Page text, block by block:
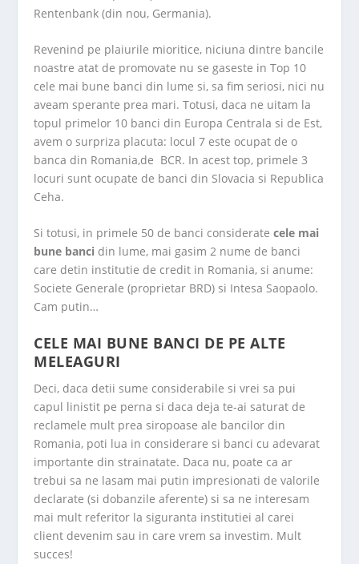
Rentenbank (din nou, Germania).
Revenind pe plaiurile mioritice, niciuna dintre bancile
noastre atat de promovate nu se gaseste in Top 10
cele mai bune banci din lume si, sa fim seriosi, nici nu
aveam sperante prea mari. Totusi, daca ne uitam la
topul primelor 10 banci din Europa Centrala si de Est,
avem o surpriza placuta: locul 7 este ocupat de o
banca din Romania,de BCR. In acest top, primele 3
locuri sunt ocupate de banci din Slovacia si Republica
Ceha.
Si totusi, in primele 50 de banci consideratecele mai
bune banci din lume, mai gasim 2 nume de banci
care detin institutie de credit in Romania, si anume:
Societe Generale (proprietar BRD) si Intesa Saopaolo.
Cam putin…
CELE MAI BUNE BANCI DE PE ALTE
MELEAGURI
Deci, daca detii sume considerabile si vrei sa pui
capul linistit pe perna si daca deja te-ai saturat de
reclamele mult prea siropoase ale bancilor din
Romania, poti lua in considerare si banci cu adevarat
importante din strainatate. Daca nu, poate ca ar
trebui sa ne lasam mai putin impresionati de valorile
declarate (si dobanzile aferente) si sa ne interesam
mai mult referitor la siguranta institutiei al carei
client devenim sau in care vrem sa investim. Mult
succes!